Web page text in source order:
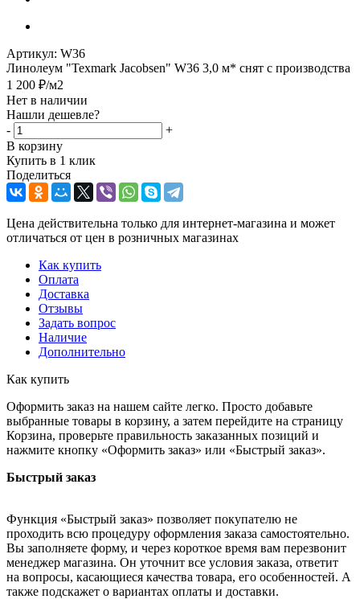
Артикул: W36
Линолеум "Texmark Jacobsen" W36 3,0 м* снят с производства
1 200 ₽/м2
Нет в наличии
Нашли дешевле?
-
+
В корзину
Купить в 1 клик
Поделиться
Цена действительна только для интернет-магазина и может
отличаться от цен в розничных магазинах
Как купить
Оплата
Доставка
Отзывы
Задать вопрос
Наличие
Дополнительно
Как купить
Оформить заказ на нашем сайте легко. Просто добавьте
выбранные товары в корзину, а затем перейдите на страницу
Корзина, проверьте правильность заказанных позиций и
нажмите кнопку «Оформить заказ» или «Быстрый заказ».
Быстрый заказ
Функция «Быстрый заказ» позволяет покупателю не
проходить всю процедуру оформления заказа самостоятельно.
Вы заполняете форму, и через короткое время вам перезвонит
менеджер магазина. Он уточнит все условия заказа, ответит
на вопросы, касающиеся качества товара, его особенностей. А
также подскажет о вариантах оплаты и доставки.